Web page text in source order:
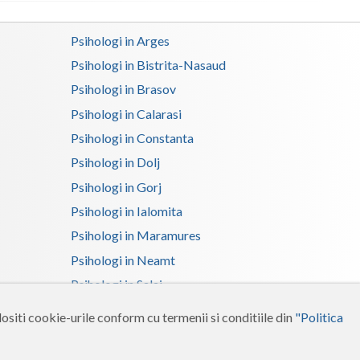
cookie-urile conform cu termenii si conditiile din "Politica
Psihoterapie - Interventie psihoterapeutica in ... (1)
Psihologi in Arges
Psihologi in Bistrita-Nasaud
Psihologi in Brasov
Psihologi in Calarasi
Psihologi in Constanta
Psihologi in Dolj
Psihologi in Gorj
Psihologi in Ialomita
Psihologi in Maramures
Psihologi in Neamt
Psihologi in Salaj